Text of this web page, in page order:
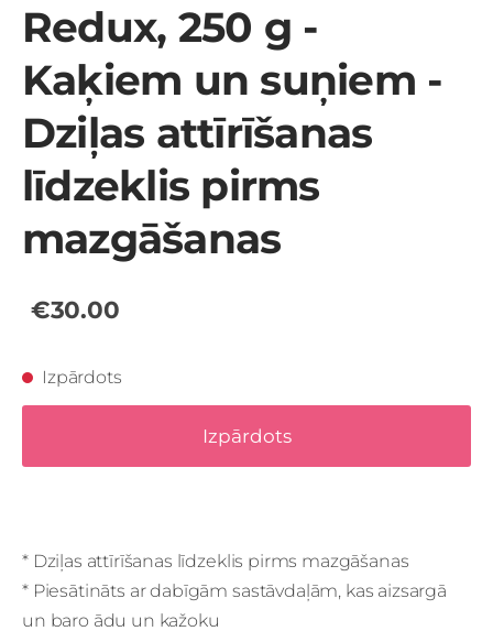
Redux, 250 g -
Kaķiem un suņiem -
Dziļas attīrīšanas
līdzeklis pirms
mazgāšanas
€30.00
Izpārdots
Izpārdots
* Dziļas attīrīšanas līdzeklis pirms mazgāšanas
* Piesātināts ar dabīgām sastāvdaļām, kas aizsargā
un baro ādu un kažoku